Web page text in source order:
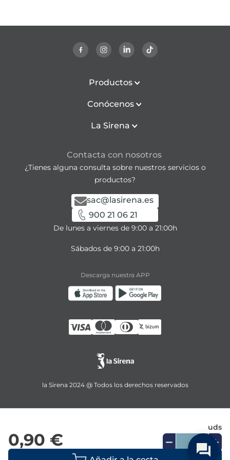
0,90 €
uds
Productos
Conócenos
La Sirena
Contacta con nosotros
¿Tienes alguna consulta sobre nuestros servicios o
productos?
sac@lasirena.es
900 21 06 21
De lunes a viernes de 9:00 a 21:00h
Sábados de 9:00 a 21:00h
Descarga nuestra APP
la Sirena 2024 @ Todos los derechos reservados